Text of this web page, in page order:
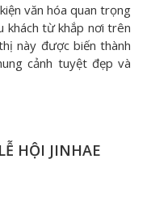
văn hóa quan trọng
khách từ khắp nơi trên
này được biến thành
cảnh tuyệt đẹp và
HỘI JINHAE